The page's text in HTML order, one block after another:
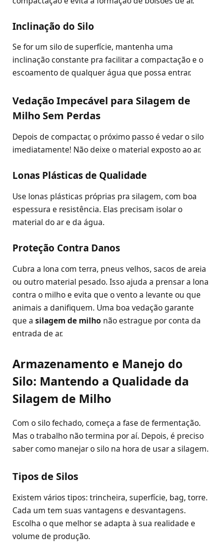
Inclinação do Silo
Se for um silo de superfície, mantenha uma
inclinação constante pra facilitar a compactação e o
escoamento de qualquer água que possa entrar.
Vedação Impecável para Silagem de
Milho Sem Perdas
Depois de compactar, o próximo passo é vedar o silo
imediatamente! Não deixe o material exposto ao ar.
Lonas Plásticas de Qualidade
Use lonas plásticas próprias pra silagem, com boa
espessura e resistência. Elas precisam isolar o
material do ar e da água.
Proteção Contra Danos
Cubra a lona com terra, pneus velhos, sacos de areia
ou outro material pesado. Isso ajuda a prensar a lona
contra o milho e evita que o vento a levante ou que
animais a danifiquem. Uma boa vedação garante
que a silagem de milho não estrague por conta da
entrada de ar.
Armazenamento e Manejo do
Silo: Mantendo a Qualidade da
Silagem de Milho
Com o silo fechado, começa a fase de fermentação.
Mas o trabalho não termina por aí. Depois, é preciso
saber como manejar o silo na hora de usar a silagem.
Tipos de Silos
Existem vários tipos: trincheira, superfície, bag, torre.
Cada um tem suas vantagens e desvantagens.
Escolha o que melhor se adapta à sua realidade e
volume de produção.